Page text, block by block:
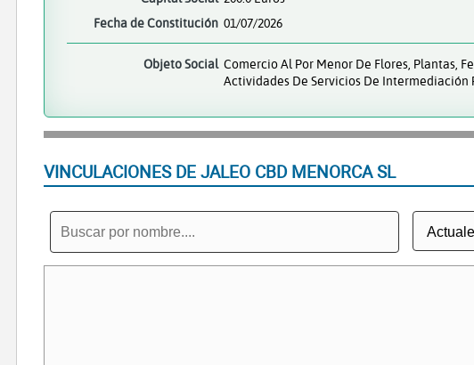
Fecha de Constitución 01/07/2026
Objeto Social Comercio Al Por Menor De Flores, Plantas,
Actividades De Servicios De Intermediación
VINCULACIONES DE JALEO CBD MENORCA SL